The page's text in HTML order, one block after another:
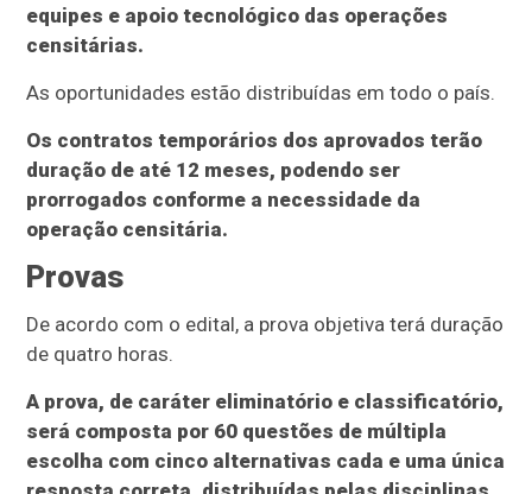
equipes e apoio tecnológico das operações
censitárias.
As oportunidades estão distribuídas em todo o país.
Os contratos temporários dos aprovados terão
duração de até 12 meses, podendo ser
prorrogados conforme a necessidade da
operação censitária.
Provas
De acordo com o edital, a prova objetiva terá duração
de quatro horas.
A prova, de caráter eliminatório e classificatório,
será composta por 60 questões de múltipla
escolha com cinco alternativas cada e uma única